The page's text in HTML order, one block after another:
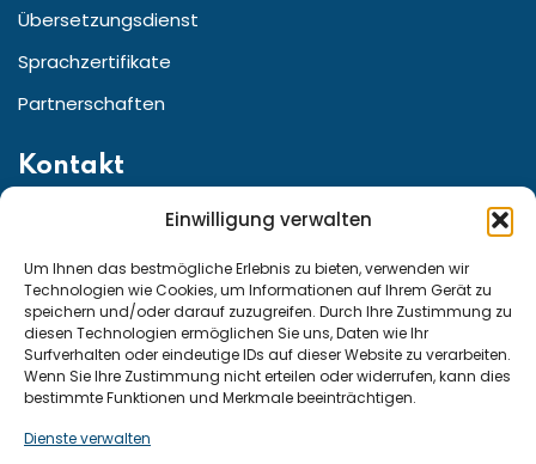
Einwilligung verwalten
Um Ihnen das bestmögliche Erlebnis zu bieten, verwenden wir
Technologien wie Cookies, um Informationen auf Ihrem Gerät zu
speichern und/oder darauf zuzugreifen. Durch Ihre Zustimmung zu
diesen Technologien ermöglichen Sie uns, Daten wie Ihr
Surfverhalten oder eindeutige IDs auf dieser Website zu verarbeiten.
Wenn Sie Ihre Zustimmung nicht erteilen oder widerrufen, kann dies
bestimmte Funktionen und Merkmale beeinträchtigen.
Dienste verwalten
Übersetzungsdienst
Sprachzertifikate
Partnerschaften
Kontakt
Straße:Friedrichstr. 155 10117 Berlin, Berlin Germany
Telefon für den Kundenservice aus ganz:
Deutschland und Österreich: +49 15222307947
Schweiz: +41 794290815